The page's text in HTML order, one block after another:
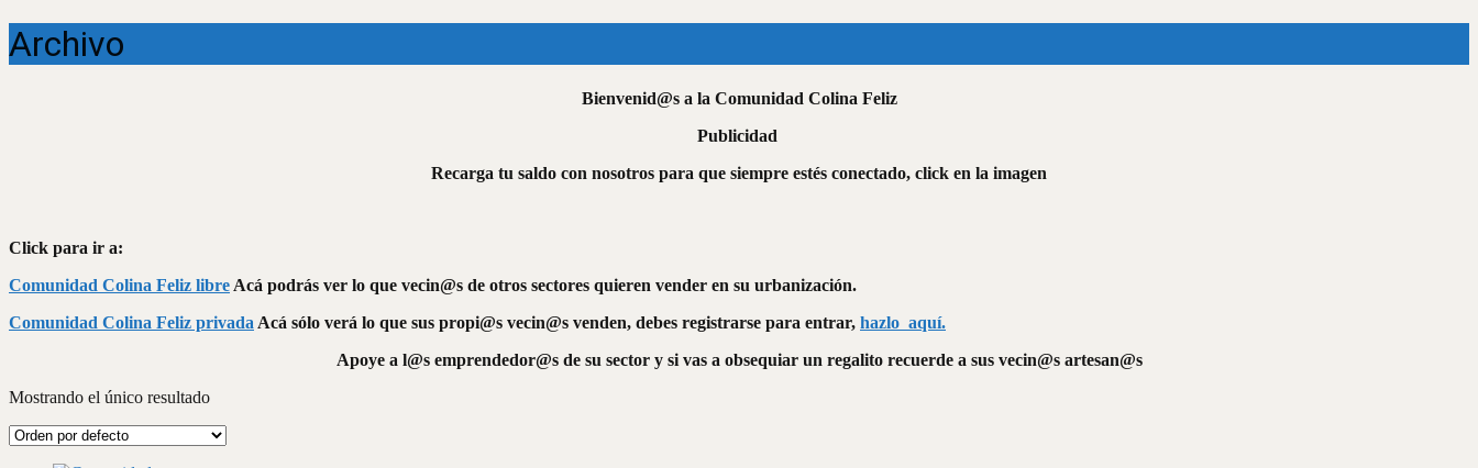
Archivo
Bienvenid@s a la Comunidad Colina Feliz
Publicidad
Recarga tu saldo con nosotros para que siempre estés conectado, click en la imagen
Click para ir a:
Comunidad Colina Feliz libre Acá podrás ver lo que vecin@s de otros sectores quieren vender en su urbanización.
Comunidad Colina Feliz privada Acá sólo verá lo que sus propi@s vecin@s venden, debes registrarse para entrar, hazlo aquí.
Apoye a l@s emprendedor@s de su sector y si vas a obsequiar un regalito recuerde a sus vecin@s artesan@s
Mostrando el único resultado